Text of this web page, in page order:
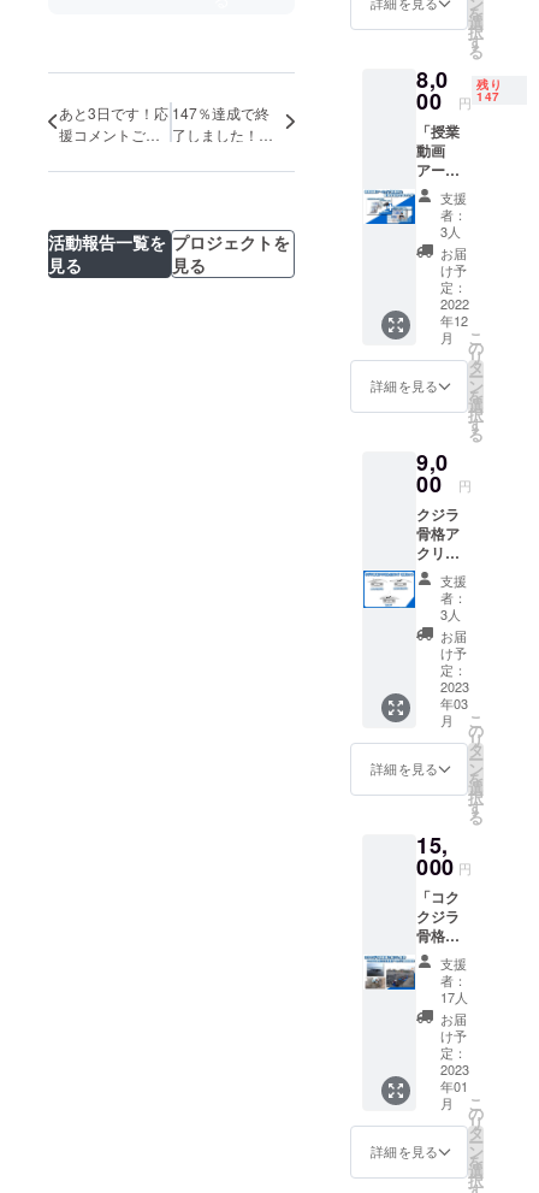
あと3日です！応
援コメントご紹
147％達成で終
了しました！
様ありがとうご
活動報告一覧を
見る
プロジェクトを
見る
すので
自身が
抱えて
いるク
ジラや
海洋に
関する
質問を
する事
が出来
ます。
授業の
日時は
12月24
（土）
10:30〜
京海洋
大学を
ており
ます。
（※本リ
ターン
を選ん
で頂い
た方に
は、詳
細を
追って
ご連絡
致しま
た、授
業に参
場合で
も支援
者向け
にアー
カイブ
動画を
後日配
信いた
しま
す。）
備考欄
にて
「授業
参加」
or 「参
アーカ
イブ動
わかる
「玉骨
があな
たの家
に届き
ます。
※備考欄
にてA B
C Dのい
ずれか
をお選
びくだ
さい
発送は3
月を予
定して
おりま
す。
サンプ
マッコ
ウクジ
ラ
（10cm
サイズ
研磨済
み）で
す。
こちら
の商品
は積層
痕が
残った
ままで
のお届
けとな
りま
書が付
属しま
すの
で、知
識が無
い方で
も完成
見本の
様に研
磨する
事が可
能で
す。
を
選
択
す
る
8,0
00 円
残り
147
「授業
動画
アーカ
イブ視
聴券と
授業参
加券の
セット
券」 東
京海洋
大学の
中村 玄
助教に
よる 授
業「鯨
類骨格
徴」
「鯨類
骨格標
本の作
り方」
のアー
カイブ
動画の
視聴券
と 特別
授業
「鯨類
のスト
ラン
ディン
グ対
応」
につい
て」 に
参加出
来るチ
ケット
が一体
になっ
たセッ
トで
す。
（授業
参加券
につい
ては参
加出来
なかっ
た場合
支援
者：
3人
お届
け予
定：
2022
年12
月
詳細を見る
こ
の
リ
タ
ー
ン
を
選
択
す
る
9,0
00 円
クジラ
骨格ア
クリル
スタン
ド 3種
セット
（コク
クジラ
以外の3
種セッ
ト） ク
ジラの
骨格標
本を基
に制作
したク
骨格が
視覚的
にわか
るお
しゃれ
なアク
リルス
タンド
の3種
セット
になり
ます。
※発送は
3月を予
定して
おりま
す
支援
者：
3人
お届
け予
定：
2023
年03
月
詳細を見る
こ
の
リ
タ
ー
ン
を
選
択
す
る
15,
000 円
「コク
クジラ
骨格掘
り起こ
し見学
＋中村
玄助教
による
授業動
画アー
カイブ
視聴
券」 実
際に現
地でコ
ククジ
支援
者：
17人
お届
け予
定：
2023
年01
月
詳細を見る
こ
の
リ
タ
ー
ン
を
選
択